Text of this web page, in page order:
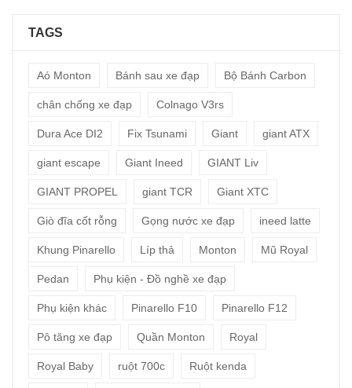
TAGS
Aó Monton Bánh sau xe đạp Bộ Bánh Carbon
chân chống xe đạp Colnago V3rs
Dura Ace DI2 Fix Tsunami Giant giant ATX
giant escape Giant Ineed GIANT Liv
GIANT PROPEL giant TCR Giant XTC
Giò đĩa cốt rỗng Gọng nước xe đạp ineed latte
Khung Pinarello Líp thả Monton Mũ Royal
Pedan Phụ kiện - Đồ nghề xe đạp
Phụ kiện khác Pinarello F10 Pinarello F12
Pô tăng xe đạp Quần Monton Royal
Royal Baby ruột 700c Ruột kenda